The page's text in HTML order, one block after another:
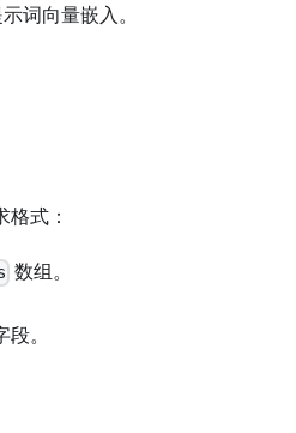
词向量嵌入。
式：
数组。
。